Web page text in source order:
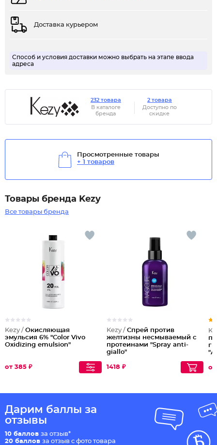
Доставка курьером
Способ и условия доставки можно выбрать на этапе ввода
адреса
232 товара
В каталоге
бренда
2 товара
Доступно по
скидке
Просмотренные товары
+ 1 товаров
Товары бренда Kezy
Все товары бренда
Kezy / Окисляющая
эмульсия 6% "Color Vivo
Oxidizing emulsion"
от 385 ₽
Kezy / Спрей против
желтизны несмываемый с
протеинами "Spray anti-
giallo"
1418 ₽ от
Дарим баллы за
отзывы
10 баллов за отзыв*
20 баллов за отзыв с фото товара